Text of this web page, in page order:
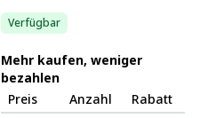
Verfügbar
Mehr kaufen, weniger
bezahlen
Preis
Anzahl
Rabatt